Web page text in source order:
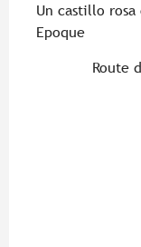
Un castillo
Epoque
Route